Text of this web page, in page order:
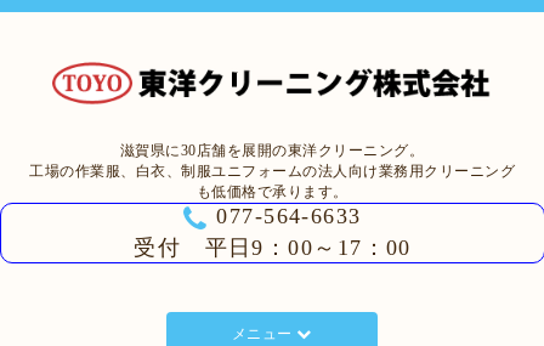
滋賀県に30店舗を展開の東洋クリーニング。
工場の作業服、白衣、制服ユニフォームの法人向け業務用クリーニング
も低価格で承ります。
077-564-6633
受付 平日9：00～17：00
メニュー